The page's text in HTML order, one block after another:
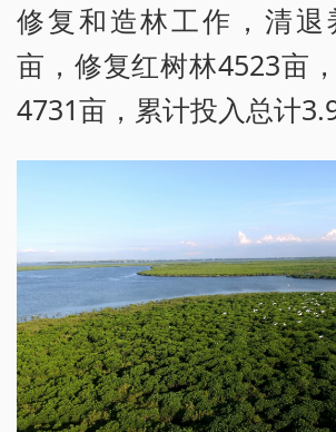
修复和造林工作，清退
亩，修复红树林4523亩
4731亩，累计投入总计